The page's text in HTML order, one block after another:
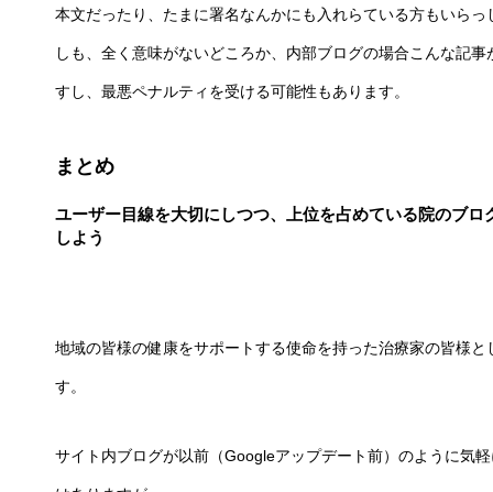
本文だったり、たまに署名なんかにも入れらている方もいら
しも、全く意味がないどころか、内部ブログの場合こんな記
すし、最悪ペナルティを受ける可能性もあります。
まとめ
ユーザー目線を大切にしつつ、上位を占めている院のブ
しよう
地域の皆様の健康をサポートする使命を持った治療家の皆様
す。
サイト内ブログが以前（Googleアップデート前）のように気